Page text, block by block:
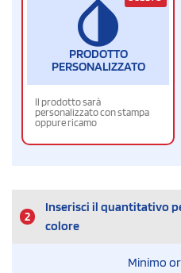
PRODOTTO
PERSONALIZZATO
Il prodotto sarà
personalizzato con stampa
oppure ricamo
2
Inserisci il quantitativo
colore
Minimo